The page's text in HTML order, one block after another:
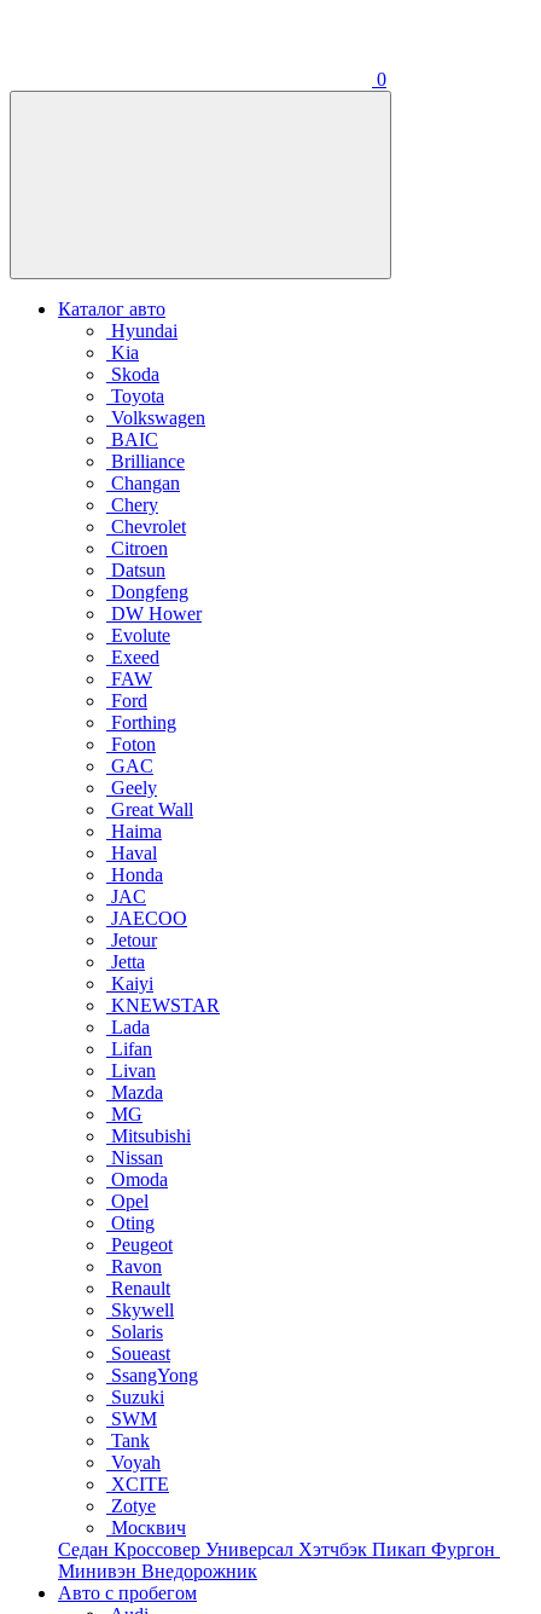
0
Каталог авто
Hyundai
Kia
Skoda
Toyota
Volkswagen
BAIC
Brilliance
Changan
Chery
Chevrolet
Citroen
Datsun
Dongfeng
DW Hower
Evolute
Exeed
FAW
Ford
Forthing
Foton
GAC
Geely
Great Wall
Haima
Haval
Honda
JAC
JAECOO
Jetour
Jetta
Kaiyi
KNEWSTAR
Lada
Lifan
Livan
Mazda
MG
Mitsubishi
Nissan
Omoda
Opel
Oting
Peugeot
Ravon
Renault
Skywell
Solaris
Soueast
SsangYong
Suzuki
SWM
Tank
Voyah
XCITE
Zotye
Москвич
Седан Кроссовер Универсал Хэтчбэк Пикап Фургон
Минивэн Внедорожник
Авто с пробегом